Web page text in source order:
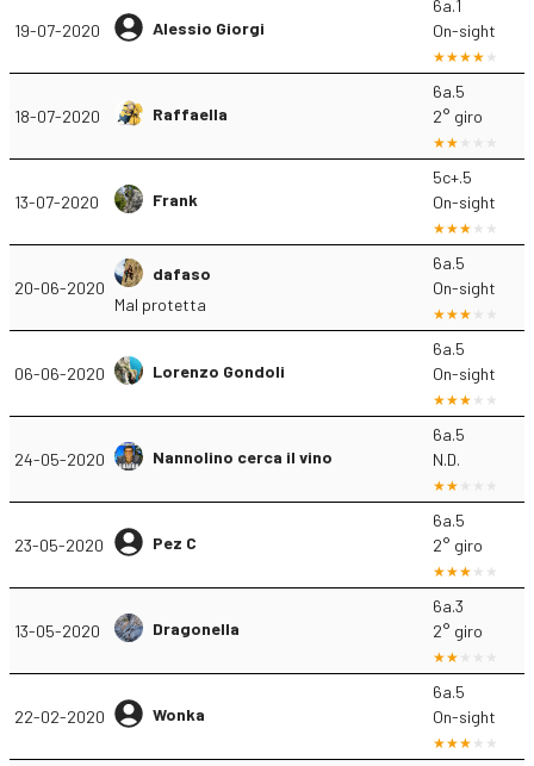
19-07-2020 Alessio Giorgi
6a.1
On-sight
18-07-2020 Raffaella
6a.5
2° giro
13-07-2020 Frank
5c+.5
On-sight
20-06-2020
dafaso
Mal protetta
6a.5
On-sight
06-06-2020 Lorenzo Gondoli
6a.5
On-sight
24-05-2020 Nannolino cerca il vino
6a.5
N.D.
23-05-2020 Pez C
6a.5
2° giro
13-05-2020 Dragonella
6a.3
2° giro
22-02-2020 Wonka
6a.5
On-sight